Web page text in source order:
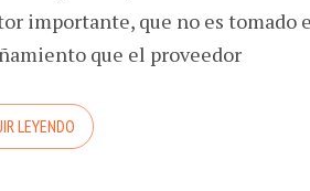
importante, que no es tomado
que el proveedor
LEYENDO